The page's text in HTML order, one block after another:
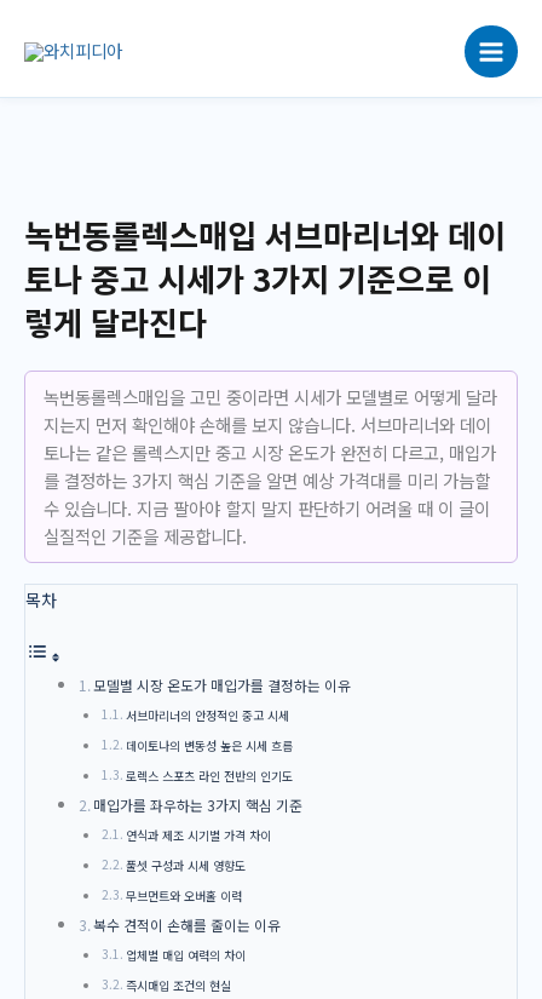
로
녹번동롤렉스매입 서브마리너와 데이
토나 중고 시세가 3가지 기준으로 이
렇게 달라진다
녹번동롤렉스매입을 고민 중이라면 시세가 모델별로 어떻게 달라
지는지 먼저 확인해야 손해를 보지 않습니다. 서브마리너와 데이
토나는 같은 롤렉스지만 중고 시장 온도가 완전히 다르고, 매입가
를 결정하는 3가지 핵심 기준을 알면 예상 가격대를 미리 가늠할
수 있습니다. 지금 팔아야 할지 말지 판단하기 어려울 때 이 글이
실질적인 기준을 제공합니다.
목차
모델별 시장 온도가 매입가를 결정하는 이유
서브마리너의 안정적인 중고 시세
데이토나의 변동성 높은 시세 흐름
로렉스 스포츠 라인 전반의 인기도
매입가를 좌우하는 3가지 핵심 기준
연식과 제조 시기별 가격 차이
풀셋 구성과 시세 영향도
무브먼트와 오버홀 이력
복수 견적이 손해를 줄이는 이유
업체별 매입 여력의 차이
즉시매입 조건의 현실